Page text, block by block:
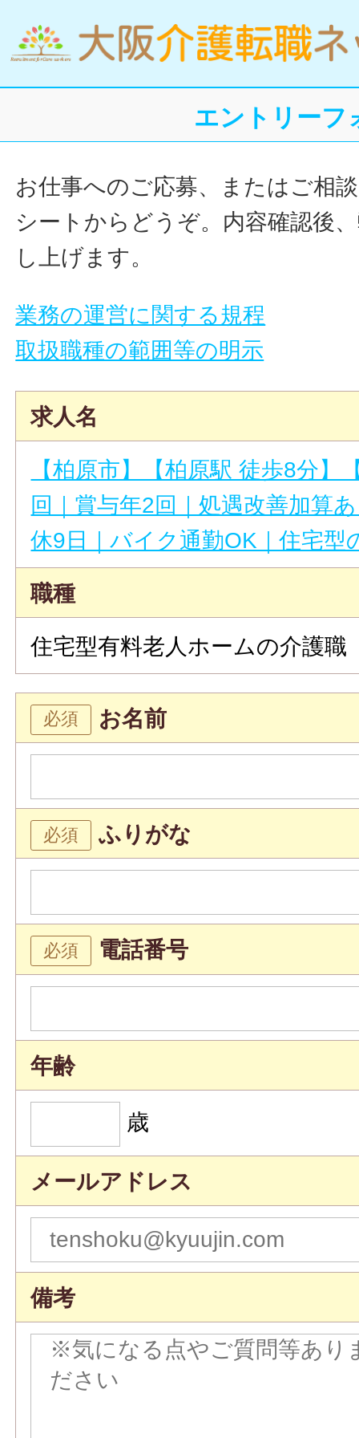
エントリーフ
お仕事へのご応募、またはご相
シートからどうぞ。内容確認後
し上げます。
業務の運営に関する規程
取扱職種の範囲等の明示
求人名
【柏原市】【柏原駅 徒歩8分】
回｜賞与年2回｜処遇改善加算
休9日｜バイク通勤OK｜住宅型
職種
住宅型有料老人ホームの介護職
お名前
ふりがな
電話番号
年齢
歳
メールアドレス
備考